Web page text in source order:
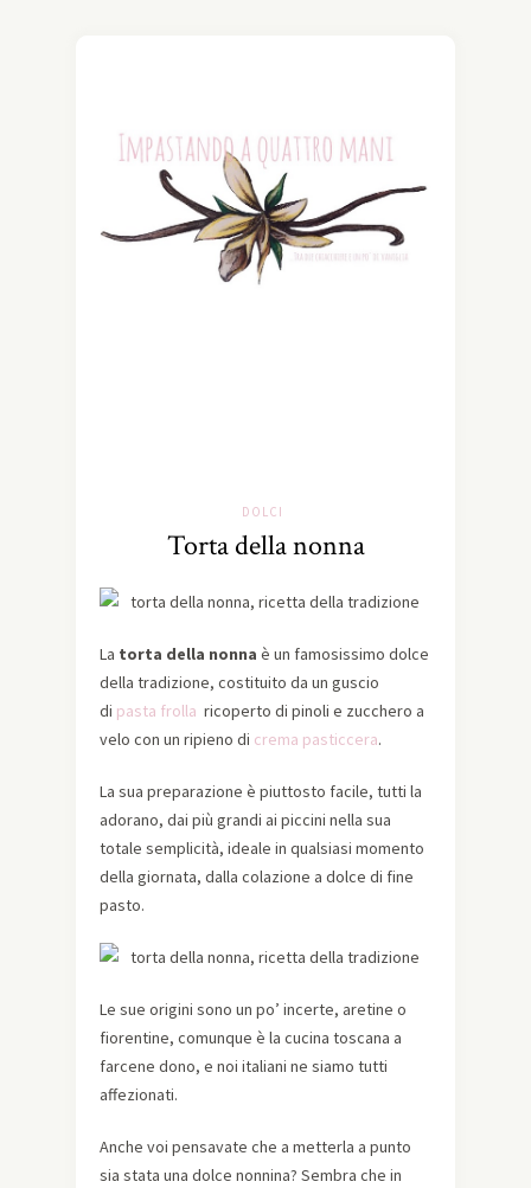
DOLCI
Torta della nonna
La torta della nonna è un famosissimo dolce
della tradizione, costituito da un guscio
di pasta frolla ricoperto di pinoli e zucchero a
velo con un ripieno di crema pasticcera.
La sua preparazione è piuttosto facile, tutti la
adorano, dai più grandi ai piccini nella sua
totale semplicità, ideale in qualsiasi momento
della giornata, dalla colazione a dolce di fine
pasto.
Le sue origini sono un po’ incerte, aretine o
fiorentine, comunque è la cucina toscana a
farcene dono, e noi italiani ne siamo tutti
affezionati.
Anche voi pensavate che a metterla a punto
sia stata una dolce nonnina? Sembra che in